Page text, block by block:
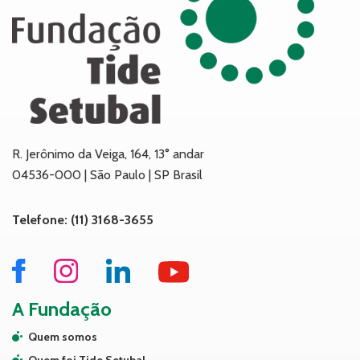
R. Jerônimo da Veiga, 164, 13° andar
04536-000 | São Paulo | SP Brasil
Telefone: (11) 3168-3655
A Fundação
Quem somos